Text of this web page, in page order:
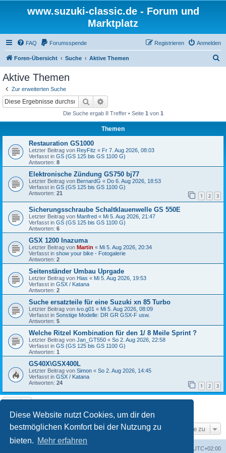
Diese Website nutzt Cookies, um dir den
bestmöglichen Komfort bei der Nutzung zu
bieten. Mehr erfahren
www.suzuki-classic.de - Forum und
Marktplatz
FAQ Forumsspende Anmelden
Registrieren
Foren-Übersicht Suche Aktive Themen
Aktive Themen
Zur erweiterten Suche
Suche
Die Suche ergab 8 Treffer • Seite 1 von 1
Themen
Restauration GS1000
Letzter Beitrag von ReyFitz « Fr 7. Aug 2026, 08:03
Verfasst in GS (GS 125 bis GS 1100 G)
Antworten: 8
Elektronische Zündung GS750 bj77
Letzter Beitrag von BernardG « Do 6. Aug 2026, 18:53
Verfasst in GS (GS 125 bis GS 1100 G)
Antworten: 21 1 2 3
Sicherungsschraube Schaltklauenwelle GS 550E
Letzter Beitrag von Manfred « Mi 5. Aug 2026, 21:47
Verfasst in GS (GS 125 bis GS 1100 G)
Antworten: 6
GSX 1200 Inazuma
Letzter Beitrag von Martin « Mi 5. Aug 2026, 20:34
Verfasst in show your bike - Fotogalerie
Antworten: 2
Seitenständer Umbau Uprgade
Letzter Beitrag von Hias « Mi 5. Aug 2026, 19:53
Verfasst in GSX / Katana
Antworten: 2
Suche ersatzteile für eine Suzuki xn 85 Turbo
Letzter Beitrag von ivo.g01 « Mi 5. Aug 2026, 08:09
Verfasst in Sonstige Modelle: DR GR GSX-F usw.
Antworten: 5
Welche Ritzel Kombination für den 1/ 8 Meile Sprint ?
Letzter Beitrag von Jan_GT550 « So 2. Aug 2026, 22:58
Verfasst in GS (GS 125 bis GS 1100 G)
Antworten: 1
GS40X\GSX400L
Letzter Beitrag von Simon « So 2. Aug 2026, 14:45
Verfasst in GSX / Katana
Antworten: 24 1 2 3
Die Suche ergab 8 Treffer • Seite1von
Gehe zu
UTC+02:00